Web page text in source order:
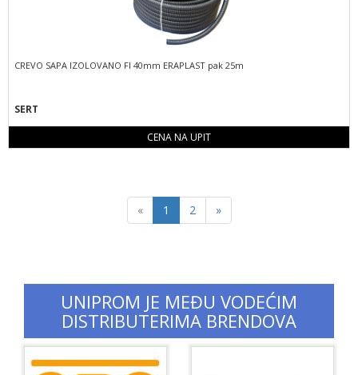
CREVO SAPA IZOLOVANO FI 40mm ERAPLAST pak 25m
SERT
CENA NA UPIT
«Previous
1 2 »Next
UNIPROM JE MEĐU VODEĆIM
DISTRIBUTERIMA BRENDOVA